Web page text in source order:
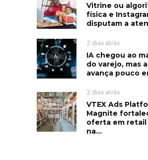
Vitrine ou
física e
disputam a
2 dias atrás
IA chegou ao
do varejo, mas
avança pouco
2 dias atrás
VTEX Ads
Magnite
oferta em retail
na...